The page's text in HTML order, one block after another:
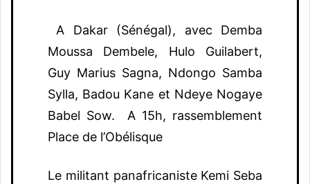
A Dakar (Sénégal), avec Demba
Moussa Dembele, Hulo Guilabert,
Guy Marius Sagna, Ndongo Samba
Sylla, Badou Kane et Ndeye Nogaye
Babel Sow. A 15h, rassemblement
Place de l’Obélisque
Le militant panafricaniste Kemi Seba